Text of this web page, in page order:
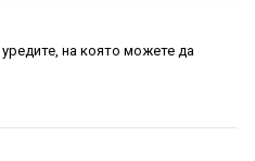
на която можете да